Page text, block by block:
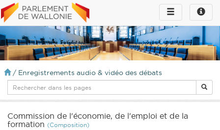
Toggle
infos
Toggle
navigation
/ Enregistrements audio & vidéo des débats
Commission de l'économie, de l'emploi et de la
formation (Composition)